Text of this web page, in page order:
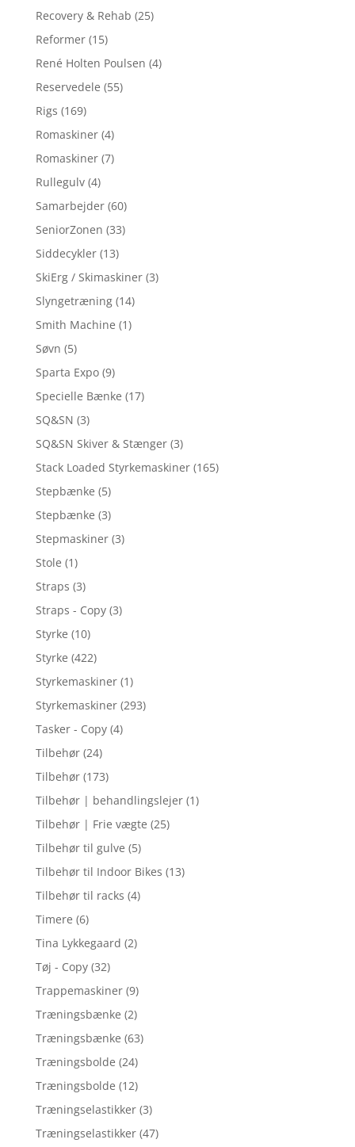
Recovery & Rehab (25)
Reformer (15)
René Holten Poulsen (4)
Reservedele (55)
Rigs (169)
Romaskiner (4)
Romaskiner (7)
Rullegulv (4)
Samarbejder (60)
SeniorZonen (33)
Siddecykler (13)
SkiErg / Skimaskiner (3)
Slyngetræning (14)
Smith Machine (1)
Søvn (5)
Sparta Expo (9)
Specielle Bænke (17)
SQ&SN (3)
SQ&SN Skiver & Stænger (3)
Stack Loaded Styrkemaskiner (165)
Stepbænke (5)
Stepbænke (3)
Stepmaskiner (3)
Stole (1)
Straps (3)
Straps - Copy (3)
Styrke (10)
Styrke (422)
Styrkemaskiner (1)
Styrkemaskiner (293)
Tasker - Copy (4)
Tilbehør (24)
Tilbehør (173)
Tilbehør | behandlingslejer (1)
Tilbehør | Frie vægte (25)
Tilbehør til gulve (5)
Tilbehør til Indoor Bikes (13)
Tilbehør til racks (4)
Timere (6)
Tina Lykkegaard (2)
Tøj - Copy (32)
Trappemaskiner (9)
Træningsbænke (2)
Træningsbænke (63)
Træningsbolde (24)
Træningsbolde (12)
Træningselastikker (3)
Træningselastikker (47)